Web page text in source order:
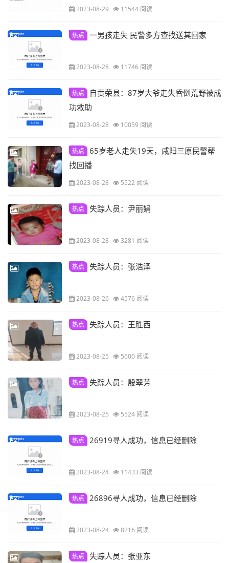
2023-08-29 11544 阅读
热点 一男孩走失 民警多方查找送其回家
2023-08-28 11746 阅读
热点
自贡荣县：87岁大爷走失昏倒荒野被成
功救助
2023-08-28 10059 阅读
热点
65岁老人走失19天，咸阳三原民警帮
找回播
2023-08-28 5522 阅读
热点 失踪人员：尹丽娟
2023-08-28 3281 阅读
热点 失踪人员：张浩泽
2023-08-26 4576 阅读
热点 失踪人员：王胜西
2023-08-25 5600 阅读
热点 失踪人员：殷翠芳
2023-08-25 5524 阅读
热点 26919寻人成功，信息已经删除
2023-08-24 11433 阅读
热点 26896寻人成功，信息已经删除
2023-08-24 8216 阅读
热点 失踪人员：张亚东